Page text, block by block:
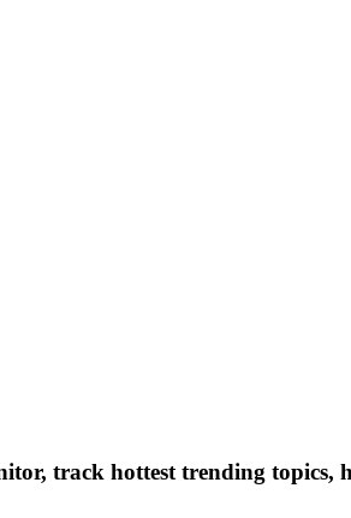
track hottest trending topics,